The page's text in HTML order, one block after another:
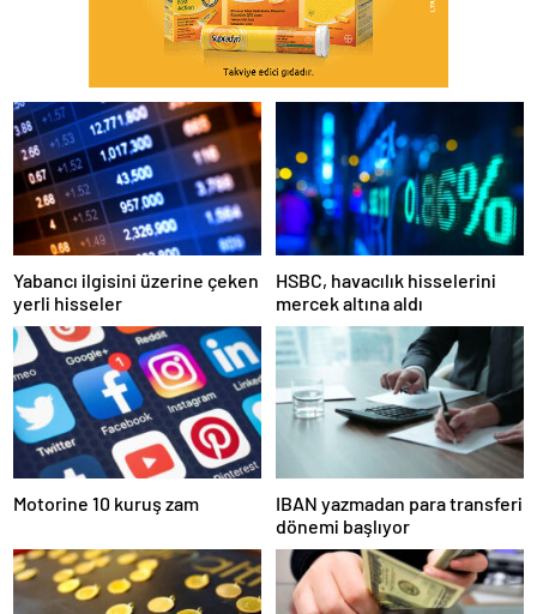
Yabancı ilgisini üzerine çeken
yerli hisseler
HSBC, havacılık hisselerini
mercek altına aldı
Motorine 10 kuruş zam
IBAN yazmadan para transferi
dönemi başlıyor